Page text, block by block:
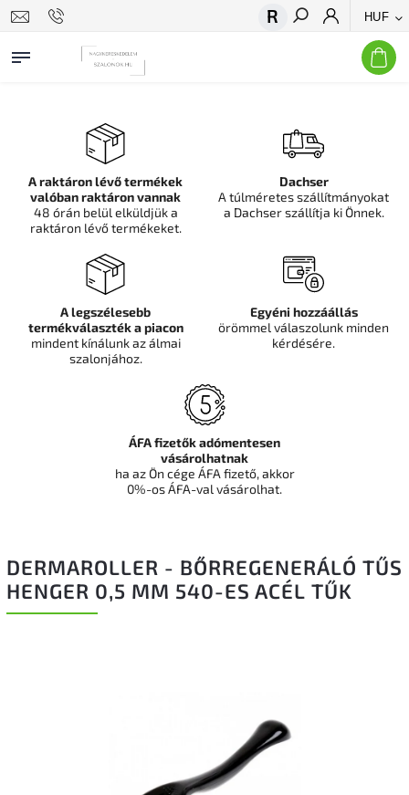
HUF
Keresés
DERMAROLLER - BŐRREGENERÁLÓ TŰS
HENGER 0,5 MM 540-ES ACÉL TŰK
A raktáron lévő termékek
valóban raktáron vannak
48 órán belül elküldjük a
raktáron lévő termékeket.
Dachser
A túlméretes szállítmányokat
a Dachser szállítja ki Önnek.
A legszélesebb
termékválaszték a piacon
mindent kínálunk az álmai
szalonjához.
Egyéni hozzáállás
örömmel válaszolunk minden
kérdésére.
ÁFA fizetők adómentesen
vásárolhatnak
ha az Ön cége ÁFA fizető, akkor
0%-os ÁFA-val vásárolhat.